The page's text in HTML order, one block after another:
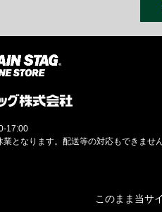
17:00
となります。配送等の対応もできませ
このまま当サ